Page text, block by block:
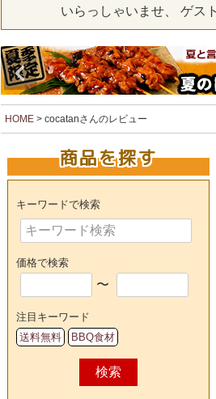
いらっしゃいませ、 ゲ
HOME cocatanさんのレビュー
商品を探す
キーワードで検索
価格で検索
〜
注目キーワード
送料無料
BBQ食材
検索